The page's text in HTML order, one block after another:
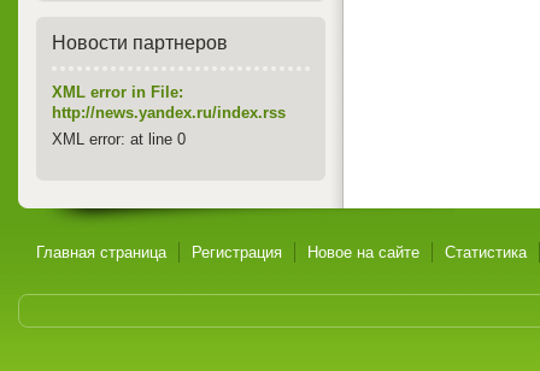
Новости партнеров
XML error in File:
http://news.yandex.ru/index.rss
XML error: at line 0
Главная страница Регистрация Новое на сайте Статистика